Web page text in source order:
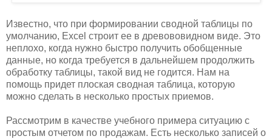
Известно, что при формировании сводной таблицы по
умолчанию, Excel строит ее в древововидном виде. Это
неплохо, когда нужно быстро получить обобщенные
данные, но когда требуется в дальнейшем продолжить
обработку таблицы, такой вид не годится. Нам на
помощь придет плоская сводная таблица, которую
можно сделать в несколько простых приемов.
Рассмотрим в качестве учебного примера ситуацию с
простым отчетом по продажам. Есть несколько записей о